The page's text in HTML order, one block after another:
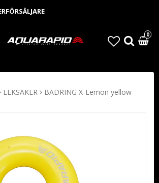
0
LEKSAKER BADRING X-Lemon yellow